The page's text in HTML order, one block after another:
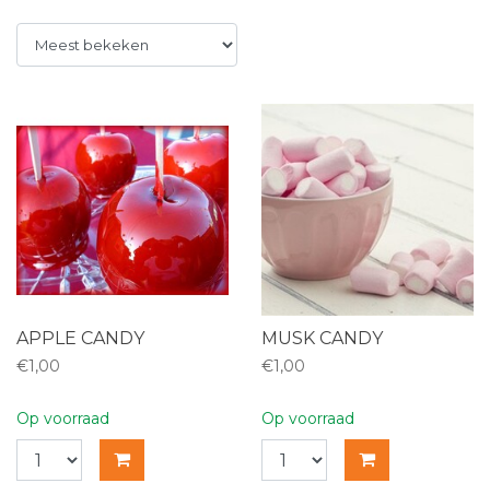
APPLE CANDY
€1,00
Op voorraad
MUSK CANDY
€1,00
Op voorraad